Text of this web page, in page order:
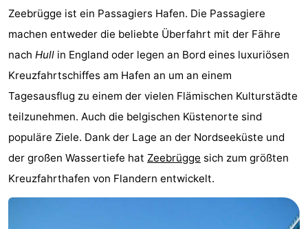
Beachside
Hotels
(mit
Lastminutes
Sehen
Zeebrügge ist ein Passagiers Hafen. Die Passagiere
machen entweder die beliebte Überfahrt mit der Fähre
nach Hull in England oder legen an Bord eines luxuriösen
Kreuzfahrtschiffes am Hafen an um an einem
Tagesausflug zu einem der vielen Flämischen Kulturstädte
teilzunehmen. Auch die belgischen Küstenorte sind
populäre Ziele. Dank der Lage an der Nordseeküste und
der großen Wassertiefe hat Zeebrügge sich zum größten
Kreuzfahrthafen von Flandern entwickelt.